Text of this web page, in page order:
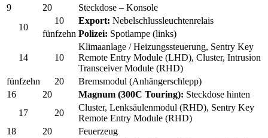
9
20
Steckdose – Konsole
10
10 Export: Nebelschlussleuchtenrelais
fünfzehn Polizei: Spotlampe (links)
14 10
Klimaanlage / Heizungssteuerung, Sentry Key
Remote Entry Module (LHD), Cluster, Intrusion
Transceiver Module (RHD)
fünfzehn
20
Bremsmodul (Anhängerschlepp)
16
20 Magnum (300C Touring): Steckdose hinten
17
20
Cluster, Lenksäulenmodul (RHD), Sentry Key
Remote Entry Module (RHD)
18
20
Feuerzeug